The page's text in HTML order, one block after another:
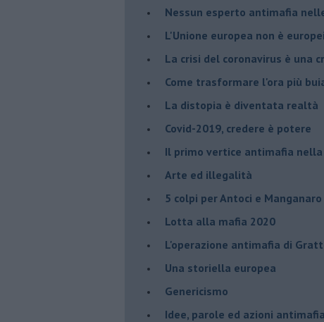
Nessun esperto antimafia
L'Unione europea non è
La crisi del coronavirus è una
Come trasformare l'ora più
​La distopia è diventata realtà
Covid-2019, credere è potere
Il primo vertice antimafia
Arte ed illegalità
​5 colpi per Antoci e Manganaro
Lotta alla mafia 2020
L'operazione antimafia di
Una storiella europea
Genericismo
Idee, parole ed azioni antimafia